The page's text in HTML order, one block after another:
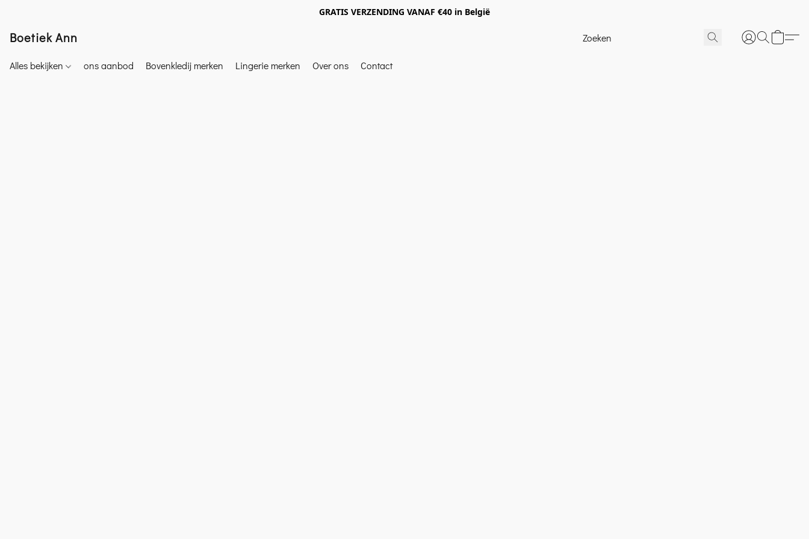
GRATIS VERZENDING VANAF €40 in België
Boetiek Ann
Alles bekijken ons aanbod Bovenkledij merken Lingerie merken Over ons Contact